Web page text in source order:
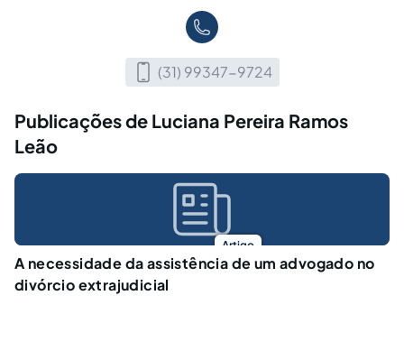
(31) 99347-9724
Publicações de Luciana Pereira Ramos
Leão
Artigo
A necessidade da assistência de um advogado no
divórcio extrajudicial